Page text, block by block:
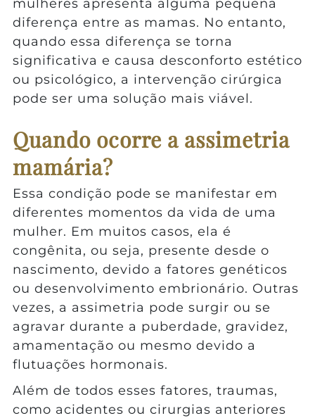
mulheres apresenta alguma pequena
diferença entre as mamas. No entanto,
quando essa diferença se torna
significativa e causa desconforto estético
ou psicológico, a intervenção cirúrgica
pode ser uma solução mais viável.
Quando ocorre a assimetria
mamária?
Essa condição pode se manifestar em
diferentes momentos da vida de uma
mulher. Em muitos casos, ela é
congênita, ou seja, presente desde o
nascimento, devido a fatores genéticos
ou desenvolvimento embrionário. Outras
vezes, a assimetria pode surgir ou se
agravar durante a puberdade, gravidez,
amamentação ou mesmo devido a
flutuações hormonais.
Além de todos esses fatores, traumas,
como acidentes ou cirurgias anteriores